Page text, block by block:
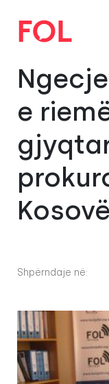
e
Shpërndaje në: